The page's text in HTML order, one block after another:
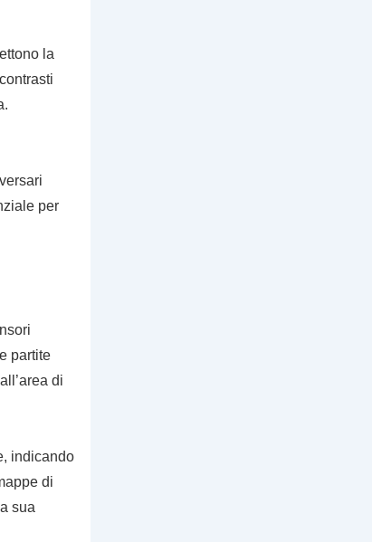
la
per
partite
di
indicando
di
sua